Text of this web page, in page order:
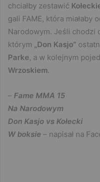
chciałby zestawić
gali FAME, która miałaby
Narodowym. Jeśli chodzi
którym
„Don Kasjo”
Parke, a w kolejnym
Wrzoskiem.
– Fame MMA 15
Na Narodowym
Don Kasjo vs Kołecki
W boksie – napisał na